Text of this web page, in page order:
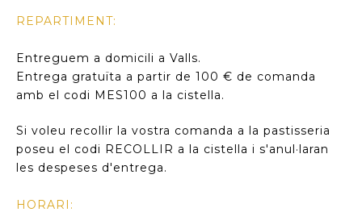
REPARTIMENT:
Entreguem a domicili a Valls.
Entrega gratuïta a partir de 100 € de comanda
amb el codi MES100 a la cistella.
Si voleu recollir la vostra comanda a la pastisseria
poseu el codi RECOLLIR a la cistella i s'anul·laran
les despeses d'entrega.
HORARI: